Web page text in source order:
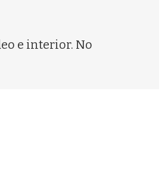
e interior. No